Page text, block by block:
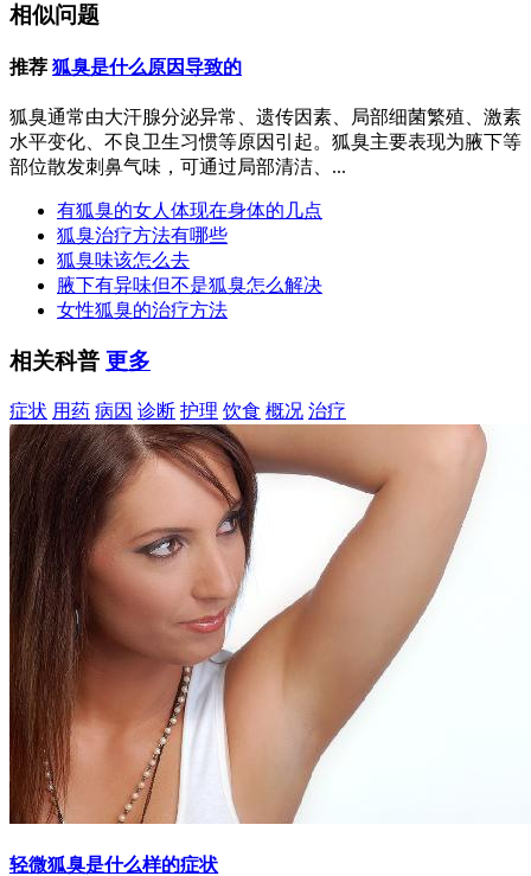
相似问题
推荐 狐臭是什么原因导致的
狐臭通常由大汗腺分泌异常、遗传因素、局部细菌繁殖、激素
水平变化、不良卫生习惯等原因引起。狐臭主要表现为腋下等
部位散发刺鼻气味，可通过局部清洁、...
有狐臭的女人体现在身体的几点
狐臭治疗方法有哪些
狐臭味该怎么去
腋下有异味但不是狐臭怎么解决
女性狐臭的治疗方法
相关科普 更多
症状 用药 病因 诊断 护理 饮食 概况 治疗
轻微狐臭是什么样的症状